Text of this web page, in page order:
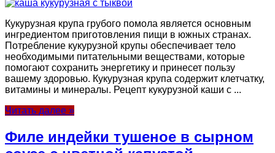
Кукурузная крупа грубого помола является основным
ингредиентом приготовления пищи в южных странах.
Потребление кукурузной крупы обеспечивает тело
необходимыми питательными веществами, которые
помогают сохранить энергетику и принесет пользу
вашему здоровью. Кукурузная крупа содержит клетчатку,
витамины и минералы. Рецепт кукурузной каши с ...
Читать далее »
Филе индейки тушеное в сырном